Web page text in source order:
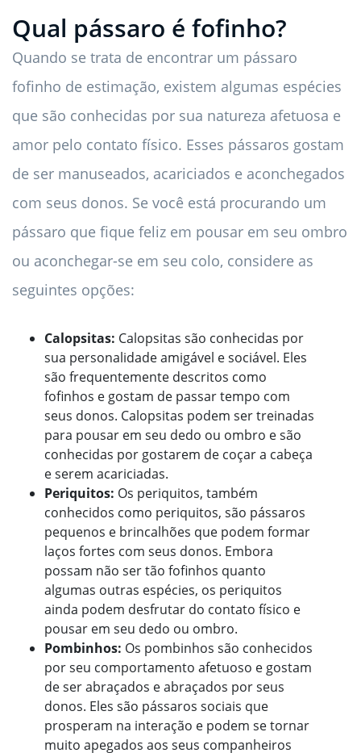
Qual pássaro é fofinho?
Quando se trata de encontrar um pássaro
fofinho de estimação, existem algumas espécies
que são conhecidas por sua natureza afetuosa e
amor pelo contato físico. Esses pássaros gostam
de ser manuseados, acariciados e aconchegados
com seus donos. Se você está procurando um
pássaro que fique feliz em pousar em seu ombro
ou aconchegar-se em seu colo, considere as
seguintes opções:
Calopsitas: Calopsitas são conhecidas por
sua personalidade amigável e sociável. Eles
são frequentemente descritos como
fofinhos e gostam de passar tempo com
seus donos. Calopsitas podem ser treinadas
para pousar em seu dedo ou ombro e são
conhecidas por gostarem de coçar a cabeça
e serem acariciadas.
Periquitos: Os periquitos, também
conhecidos como periquitos, são pássaros
pequenos e brincalhões que podem formar
laços fortes com seus donos. Embora
possam não ser tão fofinhos quanto
algumas outras espécies, os periquitos
ainda podem desfrutar do contato físico e
pousar em seu dedo ou ombro.
Pombinhos: Os pombinhos são conhecidos
por seu comportamento afetuoso e gostam
de ser abraçados e abraçados por seus
donos. Eles são pássaros sociais que
prosperam na interação e podem se tornar
muito apegados aos seus companheiros